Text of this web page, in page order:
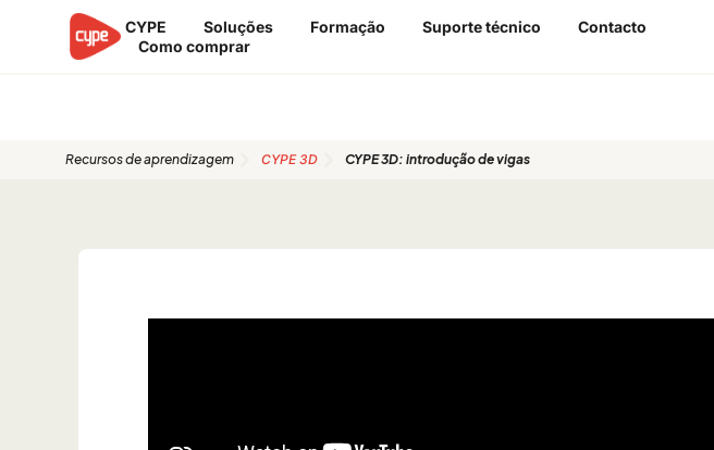
CYPE Soluções Formação Suporte técnico
Contacto
Como comprar
Recursos de aprendizagem CYPE 3D CYPE 3D: introdução de vigas